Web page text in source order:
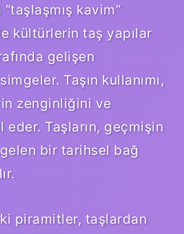
kavim”
kültürlerin taş yapılar
gelişen
Taşın kullanımı,
zenginliğini ve
eder. Taşların, geçmişin
bir tarihsel bağ
piramitler, taşlardan